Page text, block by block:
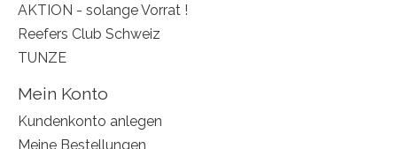
AKTION - solange Vorrat !
Reefers Club Schweiz
TUNZE
Mein Konto
Kundenkonto anlegen
Meine Bestellungen